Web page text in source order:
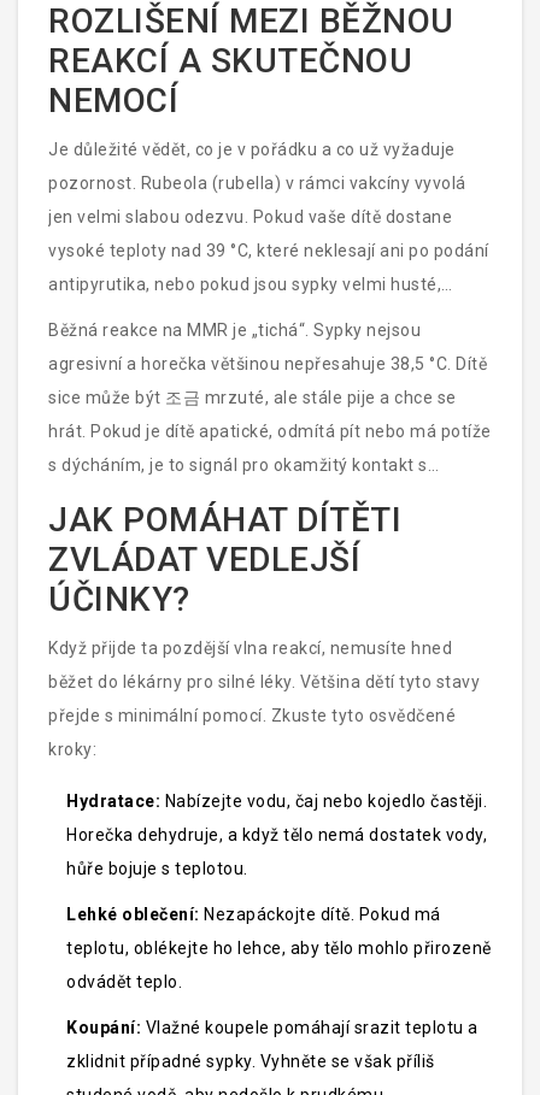
ROZLIŠENÍ MEZI BĚŽNOU
REAKCÍ A SKUTEČNOU
NEMOCÍ
Je důležité vědět, co je v pořádku a co už vyžaduje
pozornost. Rubeola (rubella) v rámci vakcíny vyvolá
jen velmi slabou odezvu. Pokud vaše dítě dostane
vysoké teploty nad 39 °C, které neklesají ani po podání
antipyrutika, nebo pokud jsou sypky velmi husté,
mokavé a doprovázené silným kašlem, nemusí jít o
reakci na vakcínu. V takovém případě může jít o
náhodně nabytou jinou virózu, která se s časem
očkování prostě trefila.
Běžná reakce na MMR je „tichá“. Sypky nejsou
agresivní a horečka většinou nepřesahuje 38,5 °C. Dítě
sice může být 조금 mrzuté, ale stále pije a chce se
hrát. Pokud je dítě apatické, odmítá pít nebo má potíže
s dýcháním, je to signál pro okamžitý kontakt s
JAK POMÁHAT DÍTĚTI
ZVLÁDAT VEDLEJŠÍ
ÚČINKY?
Když přijde ta pozdější vlna reakcí, nemusíte hned
běžet do lékárny pro silné léky. Většina dětí tyto stavy
přejde s minimální pomocí. Zkuste tyto osvědčené
kroky:
Hydratace: Nabízejte vodu, čaj nebo kojedlo častěji.
Horečka dehydruje, a když tělo nemá dostatek vody,
hůře bojuje s teplotou.
Lehké oblečení: Nezapáckojte dítě. Pokud má
teplotu, oblékejte ho lehce, aby tělo mohlo přirozeně
odvádět teplo.
Koupání: Vlažné koupele pomáhají srazit teplotu a
zklidnit případné sypky. Vyhněte se však příliš